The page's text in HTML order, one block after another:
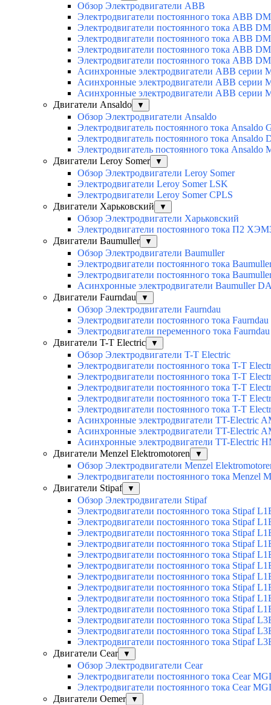
Обзор Электродвигатели ABB
Электродвигатели постоянного тока ABB
Электродвигатели постоянного тока ABB
Электродвигатели постоянного тока ABB
Электродвигатели постоянного тока ABB
Электродвигатели постоянного тока ABB
Асинхронные электродвигатели ABB серии
Асинхронные электродвигатели ABB серии
Асинхронные электродвигатели ABB серии
Двигатели Ansaldo
▼
Обзор Электродвигатели Ansaldo
Электродвигатель постоянного тока Ansaldo
Электродвигатель постоянного тока Ansaldo
Электродвигатель постоянного тока Ansaldo
Двигатели Leroy Somer
▼
Обзор Электродвигатели Leroy Somer
Электродвигатели Leroy Somer LSK
Электродвигатели Leroy Somer CPLS
Двигатели Харьковский
▼
Обзор Электродвигатели Харьковский
Электродвигатели постоянного тока П2
Двигатели Baumuller
▼
Обзор Электродвигатели Baumuller
Электродвигатели постоянного тока
Электродвигатели постоянного тока
Асинхронные электродвигатели Baumuller
Двигатели Faurndau
▼
Обзор Электродвигатели Faurndau
Электродвигатели постоянного тока Faurndau
Электродвигатели переменного тока
Двигатели T-T Electric
▼
Обзор Электродвигатели T-T Electric
Электродвигатели постоянного тока T-T
Электродвигатели постоянного тока T-T
Электродвигатели постоянного тока T-T
Электродвигатели постоянного тока T-T
Электродвигатели постоянного тока T-T
Асинхронные электродвигатели TT-Electric
Асинхронные электродвигатели TT-Electric
Асинхронные электродвигатели TT-Electric
Двигатели Menzel Elektromotoren
▼
Обзор Электродвигатели Menzel
Электродвигатели постоянного тока Menzel
Двигатели Stipaf
▼
Обзор Электродвигатели Stipaf
Электродвигатели постоянного тока Stipaf
Электродвигатели постоянного тока Stipaf
Электродвигатели постоянного тока Stipaf
Электродвигатели постоянного тока Stipaf
Электродвигатели постоянного тока Stipaf
Электродвигатели постоянного тока Stipaf
Электродвигатели постоянного тока Stipaf
Электродвигатели постоянного тока Stipaf
Электродвигатели постоянного тока Stipaf
Электродвигатели постоянного тока Stipaf
Электродвигатели постоянного тока Stipaf
Электродвигатели постоянного тока Stipaf
Электродвигатели постоянного тока Stipaf
Двигатели Cear
▼
Обзор Электродвигатели Cear
Электродвигатели постоянного тока Cear
Электродвигатели постоянного тока Cear
Двигатели Oemer
▼